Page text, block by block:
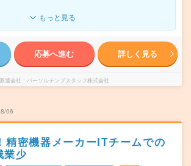
もっと見る
応募へ進む 詳しく見る
派遣会社 パーソルテンプスタッフ株式会社
06
精密機器メーカーITチームでの
業少